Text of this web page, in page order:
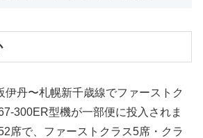
伊丹〜札幌新千歳線でファーストク
300ER型機が一部便に投入されま
席で、ファーストクラス5席・クラ